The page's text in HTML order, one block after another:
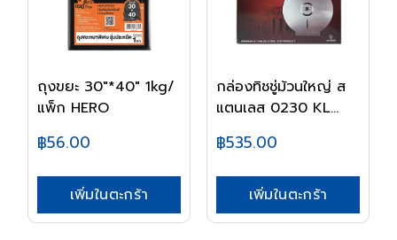
ถุงขยะ 30"*40" 1kg/
แพ็ก HERO
฿56.00
เพิ่มในตะกร้า
กล่องทิชชู่ม้วนใหญ่ ส
แตนเลส 0230 KL...
฿535.00
เพิ่มในตะกร้า